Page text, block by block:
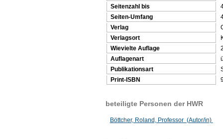
Seitenzahl bis
Seiten-Umfang
Verlag
Verlagsort
Wievielte Auflage
Auflagenart
Publikationsart
Print-ISBN
beteiligte Personen der HWR
Böttcher, Roland, Professor (Autor/in)